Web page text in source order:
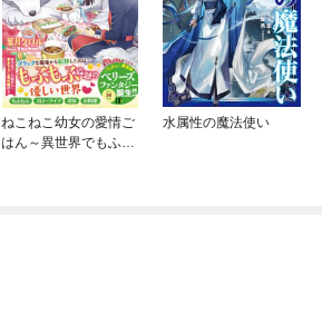
ねこねこ幼女の愛情ご
はん～異世界でもふも
水属性の魔法使い